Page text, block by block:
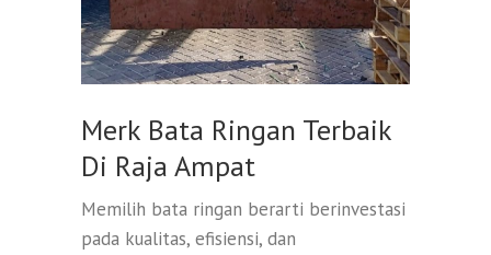
Merk Bata Ringan Terbaik
Di Raja Ampat
Memilih bata ringan berarti berinvestasi
pada kualitas, efisiensi, dan